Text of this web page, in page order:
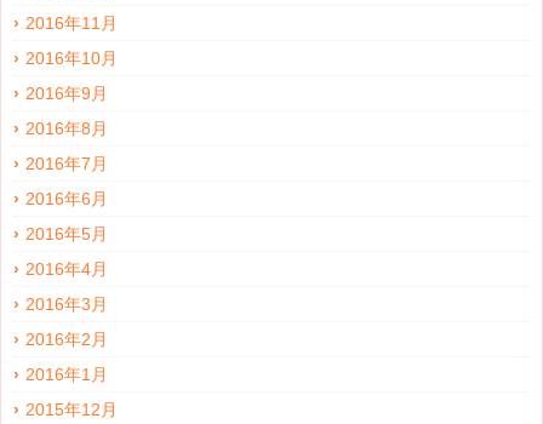
2016年11月
2016年10月
2016年9月
2016年8月
2016年7月
2016年6月
2016年5月
2016年4月
2016年3月
2016年2月
2016年1月
2015年12月